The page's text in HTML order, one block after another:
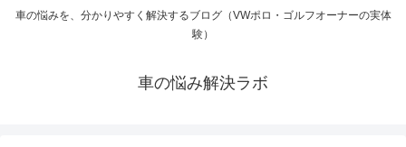
車の悩みを、分かりやすく解決するブログ（VWポロ・ゴルフオーナーの実体
験）
車の悩み解決ラボ